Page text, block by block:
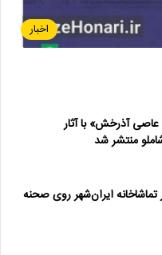
اخبار
آذرخش» با آثار
منتشر شد
تماشاخانه ایران‌شهر روی صحنه